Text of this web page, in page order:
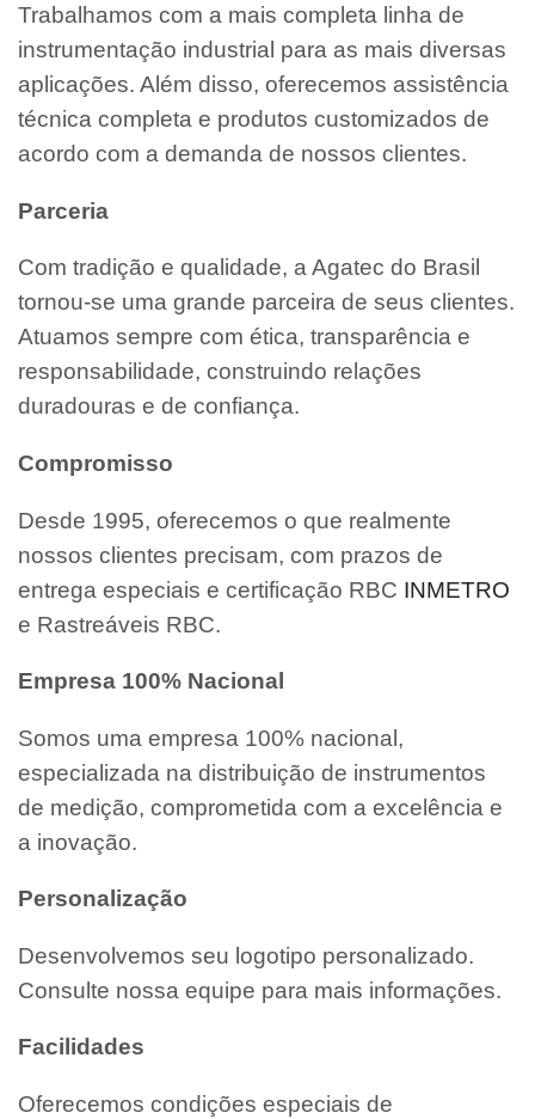
Trabalhamos com a mais completa linha de
instrumentação industrial para as mais diversas
aplicações. Além disso, oferecemos assistência
técnica completa e produtos customizados de
acordo com a demanda de nossos clientes.
Parceria
Com tradição e qualidade, a Agatec do Brasil
tornou-se uma grande parceira de seus clientes.
Atuamos sempre com ética, transparência e
responsabilidade, construindo relações
duradouras e de confiança.
Compromisso
Desde 1995, oferecemos o que realmente
nossos clientes precisam, com prazos de
entrega especiais e certificação RBC INMETRO
e Rastreáveis RBC.
Empresa 100% Nacional
Somos uma empresa 100% nacional,
especializada na distribuição de instrumentos
de medição, comprometida com a excelência e
a inovação.
Personalização
Desenvolvemos seu logotipo personalizado.
Consulte nossa equipe para mais informações.
Facilidades
Oferecemos condições especiais de